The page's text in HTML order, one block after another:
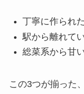
丁寧に作られ
駅から離れて
総菜系から甘
この3つが揃った